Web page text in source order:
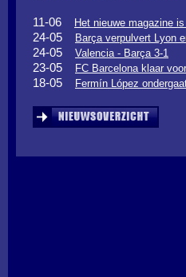
11-06 Het nieuwe magazine
24-05 Barça verpulvert Lyon
24-05 Valencia - Barça 3-1
23-05 FC Barcelona klaar
18-05 Fermín López